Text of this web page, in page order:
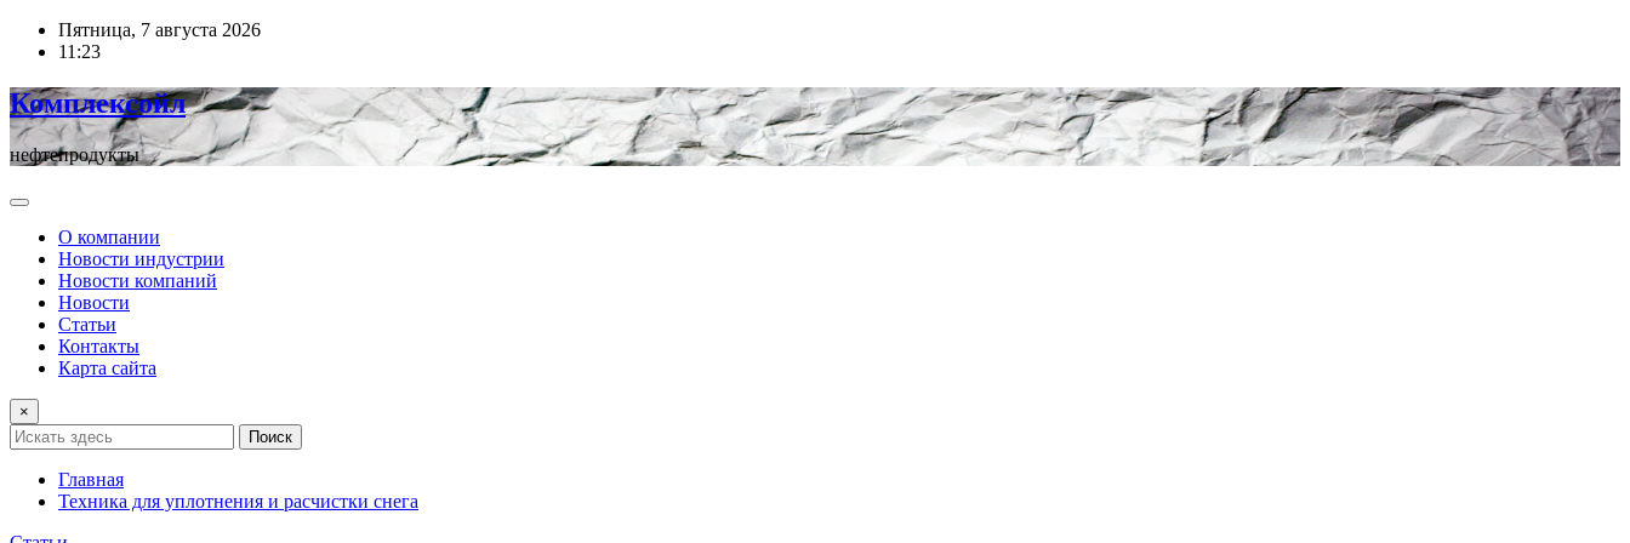
ПерейтиПятница, 7 августа 2026
11:23
Комплексойл
нефтепродукты
О компании
Новости индустрии
Новости компаний
Новости
Статьи
Контакты
Карта сайта
×
Поиск
Главная
Техника для уплотнения и расчистки снега